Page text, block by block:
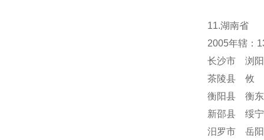
11.湖南省
2005年辖：
长沙市 浏
茶陵县 攸
衡阳县 衡
新邵县 绥
汨罗市 岳